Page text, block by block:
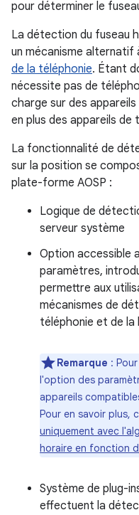
pour déterminer le
La détection du fuseau
un mécanisme alternatif
de la téléphonie. Étant
nécessite pas de
charge sur des
en plus des appareils de
La fonctionnalité de
sur la position se
plate-forme AOSP :
Logique de
serveur système
Option accessible
paramètres,
permettre aux
mécanismes de
téléphonie et de la
Remarque :
l'option des
appareils
Pour en savoir plus,
uniquement avec
horaire en fonction
Système de plug-
effectuent la